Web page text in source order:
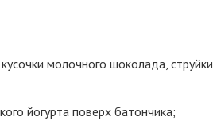
молочного шоколада, струйки
йогурта поверх батончика;